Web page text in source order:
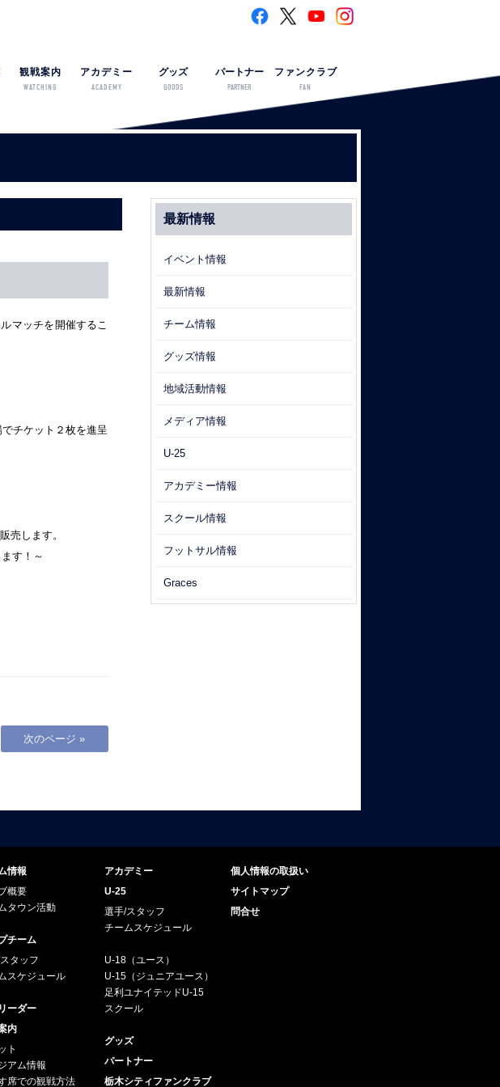
観戦案内
WATCHING
アカデミー
ACADEMY
グッズ
GOODS
パートナー
PARTNER
ファンクラブ
FAN
マッチを開催するこ
チケット２枚を進呈
します。
す！～
次のページ »
最新情報
イベント情報
最新情報
チーム情報
グッズ情報
地域活動情報
メディア情報
U-25
アカデミー情報
スクール情報
フットサル情報
Graces
情報
概要
タウン活動
チーム
タッフ
スケジュール
ーダー
内
ト
アム情報
席での観戦方法
アカデミー
U-25
選手/スタッフ
チームスケジュール
U-18（ユース）
U-15（ジュニアユース）
足利ユナイテッドU-15
スクール
グッズ
パートナー
栃木シティファンクラブ
個人情報の取扱い
サイトマップ
問合せ